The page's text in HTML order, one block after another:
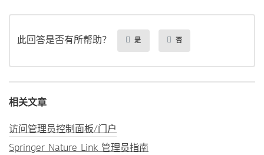
此回答是否有所帮助？ 是 否
相关文章
访问管理员控制面板/门户
Springer Nature Link 管理员指南